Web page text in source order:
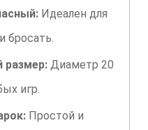
Идеален для
бросать.
размер: Диаметр 20
игр.
Простой и